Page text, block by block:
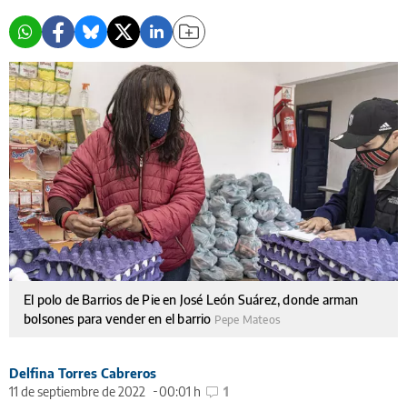
El polo de Barrios de Pie en José León Suárez, donde arman
bolsones para vender en el barrio Pepe Mateos
Delfina Torres Cabreros
11 de septiembre de 2022
00:01 h
1